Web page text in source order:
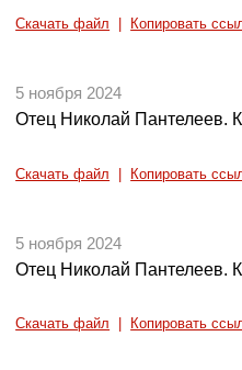
Скачать файл Копировать
5 ноября 2024
Отец Николай Пантелеев.
Скачать файл Копировать
5 ноября 2024
Отец Николай Пантелеев.
Скачать файл Копировать